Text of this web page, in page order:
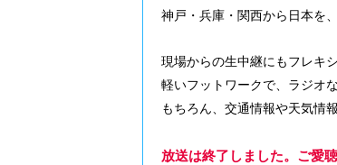
神戸・兵庫・関西から日本を
現場からの生中継にもフレキ
軽いフットワークで、ラジオ
もちろん、交通情報や天気情
放送は終了しました。ご愛